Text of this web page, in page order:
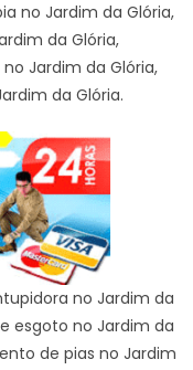
no Jardim da Glória,
da Glória,
Jardim da Glória,
da Glória.
no Jardim da
esgoto no Jardim da
de pias no Jardim